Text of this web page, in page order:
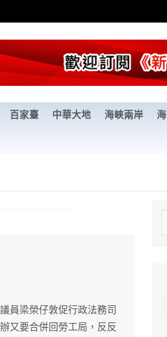
百家臺 中華大地 海峽兩岸
員梁榮仔敦促行政法務司
又要合併回勞工局，反反
e